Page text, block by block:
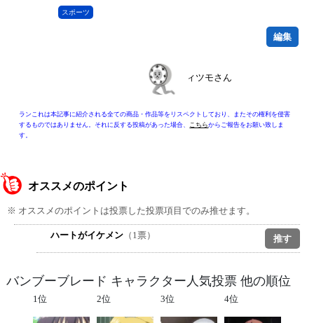
スポーツ
編集
ィツモさん
ランこれは本記事に紹介される全ての商品・作品等をリスペクトしており、またその権利を侵害
するものではありません。それに反する投稿があった場合、
こちらからご報告をお願い致しま
す。
オススメのポイント
※ オススメのポイントは投票した投票項目でのみ推せます。
ハートがイケメン （1票）
バンブーブレード キャラクター人気投票 他の順位
1位 2位 3位 4位